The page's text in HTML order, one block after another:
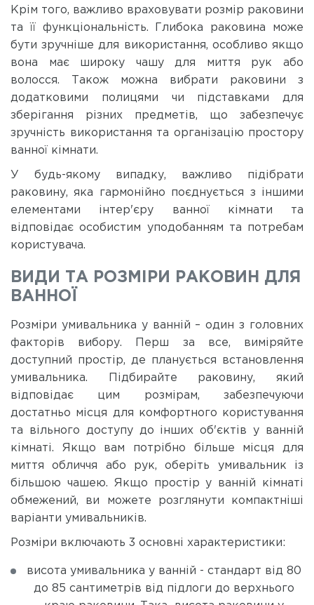
Крім того, важливо враховувати розмір раковини
та її функціональність. Глибока раковина може
бути зручніше для використання, особливо якщо
вона має широку чашу для миття рук або
волосся. Також можна вибрати раковини з
додатковими полицями чи підставками для
зберігання різних предметів, що забезпечує
зручність використання та організацію простору
ванної кімнати.
У будь-якому випадку, важливо підібрати
раковину, яка гармонійно поєднується з іншими
елементами інтер'єру ванної кімнати та
відповідає особистим уподобанням та потребам
користувача.
ВИДИ ТА РОЗМІРИ РАКОВИН ДЛЯ
ВАННОЇ
Розміри умивальника у ванній – один з головних
факторів вибору. Перш за все, виміряйте
доступний простір, де планується встановлення
умивальника. Підбирайте раковину, який
відповідає цим розмірам, забезпечуючи
достатньо місця для комфортного користування
та вільного доступу до інших об'єктів у ванній
кімнаті. Якщо вам потрібно більше місця для
миття обличчя або рук, оберіть умивальник із
більшою чашею. Якщо простір у ванній кімнаті
обмежений, ви можете розглянути компактніші
варіанти умивальників.
Розміри включають 3 основні характеристики:
висота умивальника у ванній - стандарт від 80
до 85 сантиметрів від підлоги до верхнього